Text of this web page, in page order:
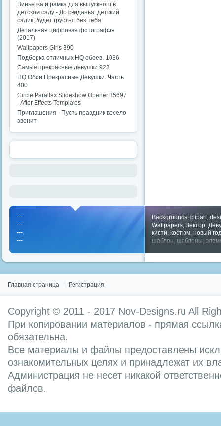
Виньетка и рамка для выпускного в
детском саду - До свиданья, детский
садик, будет грустно без тебя
Детальная цифровая фотография
(2017)
Wallpapers Girls 390
Подборка отличных HQ обоев.-1036
Самые прекрасные девушки 923
HQ Обои Прекрасные Девушки. Часть
400
Circle Parallax Slideshow Opener 35697
- After Effects Templates
Приглашения - Пусть праздник весело
звенит
Backgrounds, clipart,
Wallpapers, Вектор,
кисти, костюм, новый год
шаблон, шаблоны,
---
---
---.
---
Главная страница Регистрация
Copyright © 2011 - 2017 Nov-Designs.ru All
При копировании материалов - прямая
обязательна.
Все материалы и файлы предоставлены
ознакомительных целях и принадлежат их
Администрация не несет никакой
файлов.